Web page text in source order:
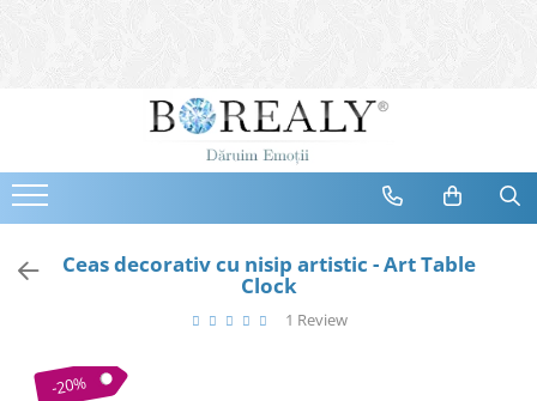
Bijuterii
Cercei
Bratari
Coliere
Destinatari
Ceas decorativ cu nisip artistic - Art Table
Clock
1 Review
-20%